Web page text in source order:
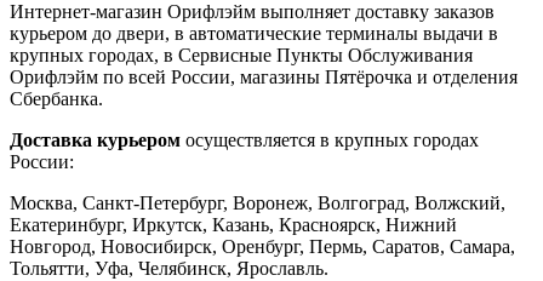
Интернет-магазин Орифлэйм выполняет доставку заказов
курьером до двери, в автоматические терминалы выдачи в
крупных городах, в Сервисные Пункты Обслуживания
Орифлэйм по всей России, магазины Пятёрочка и отделения
Сбербанка.
Доставка курьером осуществляется в крупных городах
России:
Москва, Санкт-Петербург, Воронеж, Волгоград, Волжский,
Екатеринбург, Иркутск, Казань, Красноярск, Нижний
Новгород, Новосибирск, Оренбург, Пермь, Саратов, Самара,
Тольятти, Уфа, Челябинск, Ярославль.